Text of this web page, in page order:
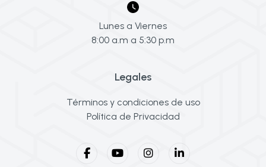
Lunes a Viernes
8:00 a.m a 5:30 p.m
Legales
Términos y condiciones de uso
Política de Privacidad